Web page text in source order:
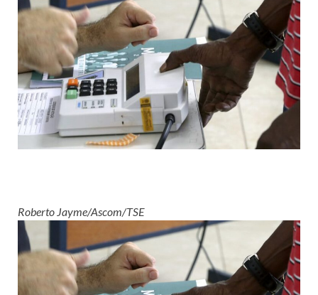
Roberto Jayme/Ascom/TSE